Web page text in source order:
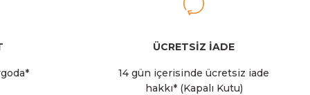
ÜCRETSİZ İADE
14 gün içerisinde ücretsiz iade
hakkı* (Kapalı Kutu)